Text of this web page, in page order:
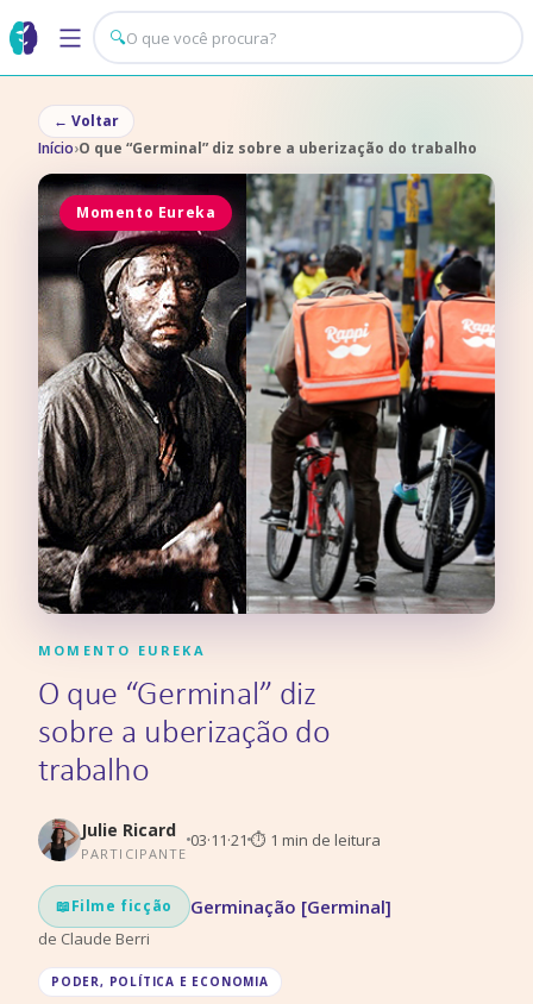
🔍
← Voltar
Início›O que “Germinal” diz sobre a uberização do trabalho
Momento Eureka
MOMENTO EUREKA
O que “Germinal” diz
sobre a uberização do
trabalho
Julie Ricard
PARTICIPANTE
03·11·21⏱ 1 min de leitura
📖Filme ficção Germinação [Germinal]
de Claude Berri
PODER, POLÍTICA E ECONOMIA